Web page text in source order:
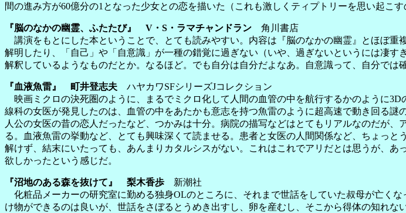
間の進み方が60億分の1となった少女との恋を描いた（これも激しくティプトリーを思い起こ
『脳のなかの幽霊、ふたたび』 V・S・ラマチャンドラン 角川書店
講演をもとにした本ということで、とても読みやすい。内容は『脳のなかの幽霊』とほぼ
解明したり、「自己」や「自意識」が一種の錯覚に過ぎない（いや、過ぎないというには凄
解釈しているようなものだとか。なるほど。でも自分は自分だよなあ。自意識って、自分では
『血液魚雷』 町井登志夫 ハヤカワSFシリーズJコレクション
映画ミクロの決死圏のように、まるでミクロ化して人間の血管の中を航行するかのように
線科の女医が発見したのは、血管の中をあたかも意志を持つ魚雷のように超高速で動き回る
人公の女医の昔の恋人だったなど、つかみは十分。病院の描写などはとてもリアルなのだが
る。血液魚雷の挙動など、とても興味深くて読ませる。患者と女医の人間関係など、ちょっ
解けず、結末にいたっても、あんまりカタルシスがない。これはこれでアリだとは思うが、
欲しかったという感じだ。
『沼地のある森を抜けて』 梨木香歩 新潮社
化粧品メーカーの研究室に勤める独身OLのところに、それまで世話をしていた叔母が亡く
け物ができるのは良いが、世話をさぼるとうめき出すし、卵を産むし、そこから得体の知れ